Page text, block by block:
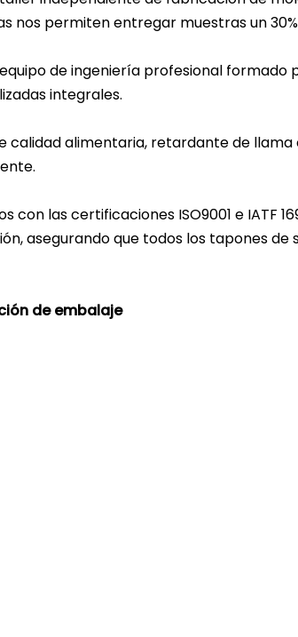
nos permiten entregar muestras un
de ingeniería profesional
integrales.
calidad alimentaria, retardante de
con las certificaciones ISO9001 e IATF
asegurando que todos los tapones de
de embalaje